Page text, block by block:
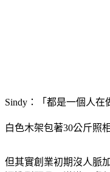
Sindy：「都是一個人在
白色木架包著30公斤照
但其實創業初期沒人脈